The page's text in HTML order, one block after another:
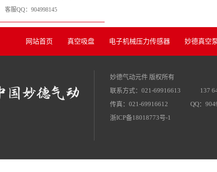
客服QQ： 904998145
网站首页 真空吸盘 电子机械压力传感器 妙德真空
妙德气动元件 版权所有
联系方式：021-69916613
137
传真：021-69916612
QQ：
浙ICP备18018773号-1